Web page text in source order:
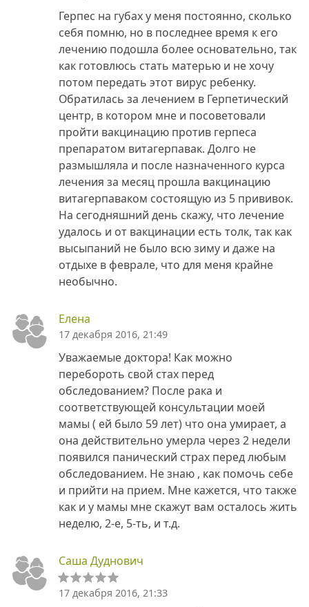
Герпес на губах у меня постоянно, сколько
себя помню, но в последнее время к его
лечению подошла более основательно, так
как готовлюсь стать матерью и не хочу
потом передать этот вирус ребенку.
Обратилась за лечением в Герпетический
центр, в котором мне и посоветовали
пройти вакцинацию против герпеса
препаратом витагерпавак. Долго не
размышляла и после назначенного курса
лечения за месяц прошла вакцинацию
витагерпаваком состоящую из 5 прививок.
На сегодняшний день скажу, что лечение
удалось и от вакцинации есть толк, так как
высыпаний не было всю зиму и даже на
отдыхе в феврале, что для меня крайне
необычно.
Елена
17 декабря 2016, 21:49
Уважаемые доктора! Как можно
перебороть свой стах перед
обследованием? После рака и
соответствующей консультации моей
мамы ( ей было 59 лет) что она умирает, а
она действительно умерла через 2 недели
появился панический страх перед любым
обследованием. Не знаю , как помочь себе
и прийти на прием. Мне кажется, что также
как и у мамы мне скажут вам осталось жить
неделю, 2-е, 5-ть, и т.д.
Саша Дуднович
17 декабря 2016, 21:33